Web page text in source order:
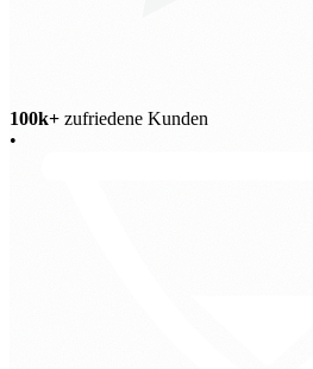
100k+ zufriedene Kunden
•